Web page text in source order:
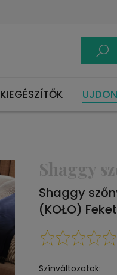
KIEGÉSZÍTŐK
Shaggy
Shaggy
(KOŁO)
Színváltozatok: